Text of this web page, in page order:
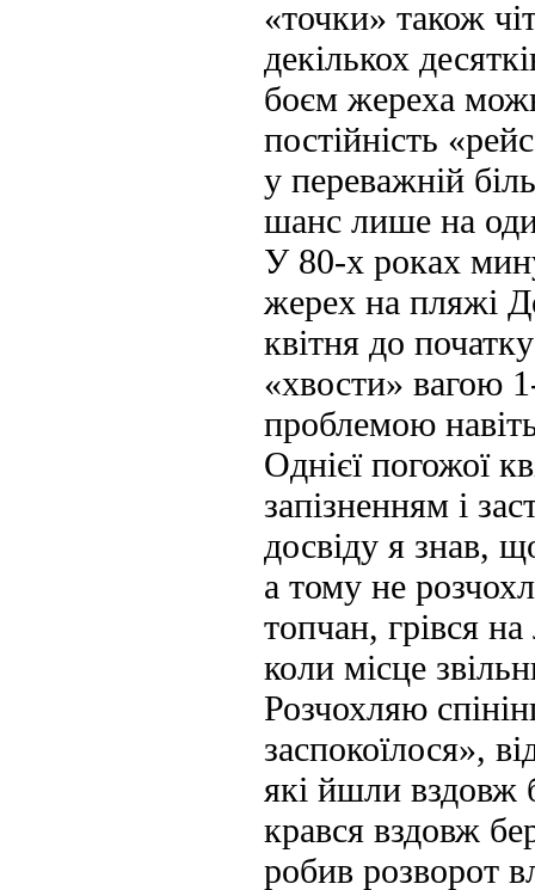
«точки» також
декількох
боєм жереха
постійність
у переважній
шанс лише на
У 80-х роках
жерех на пляжі
квітня до
«хвости» вагою
проблемою
Однієї погожої
запізненням і
досвіду я знав,
а тому не
топчан, грівся
коли місце
Розчохляю
заспокоїлося»,
які йшли вздовж
крався вздовж
робив розворот